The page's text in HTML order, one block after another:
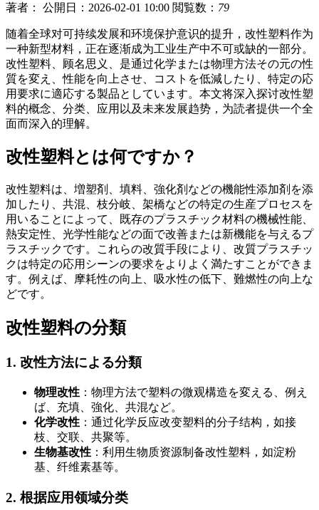
著者： 公開日：2026-02-01 10:00 閲覧数： 79
随着全球对可持续发展和环境保护意识的提升，改性塑料作为
一种新型材料，正在逐渐成为工业生产中不可或缺的一部分。
改性塑料、顾名思义、是通过化学または物理方法その元の性
質を変え、性能を向上させ、コストを低減したり、特定の応
用要求に適応する製品としています。本文将深入探讨改性塑
料的概念、分类、应用以及未来发展趋势，为読者提供一个全
面而深入的理解。
改性塑料とは何ですか？
改性塑料は、増塑剤、填料、強化剤などの機能性添加剤を添
加したり、共混、枝分岐、架橋などの特定の生産プロセスを
用いることによって、既存のプラスチック材料の機械性能、
熱安定性、光学性能などの面で改善または新機能を与えるプ
ラスチックです。これらの改質手段により、改質プラスチッ
クは特定の応用シーンの要求をよりよく満たすことができま
す。例えば、摩耗性の向上、吸水性の低下、難燃性の向上な
どです。
改性塑料の分類
1. 改性方法による分類
物理改性 ：物理方法で塑料の微观構造を変える、例え
ば、充填、強化、共混など。
化学改性 ：通过化学反应改变塑料的分子结构，如接
枝、交联、共聚等。
生物基改性 ：利用生物质资源制备改性塑料，如淀粉
基、纤维素基等。
2. 根据应用领域分类